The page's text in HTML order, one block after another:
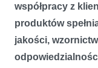
współpracy z
produktów
jakości,